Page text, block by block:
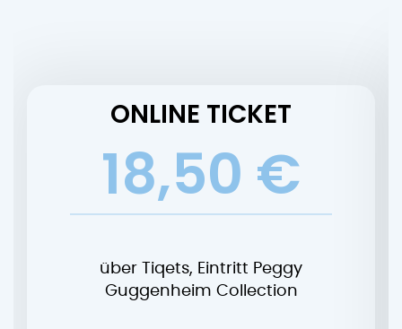
ONLINE TICKET
18,50 €
über Tiqets, Eintritt Peggy
Guggenheim Collection